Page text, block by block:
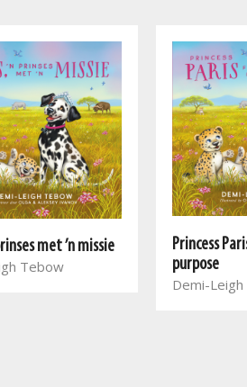
met ’n missie
Tebow
Princess
purpose
Demi-